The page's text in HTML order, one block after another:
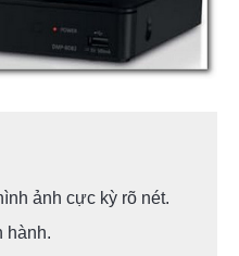
ảnh cực kỳ rõ nét.
hành.